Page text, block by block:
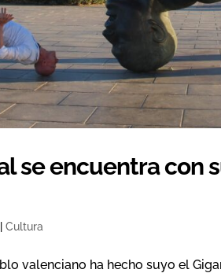
se encuentra con
|Cultura
valenciano ha hecho suyo el